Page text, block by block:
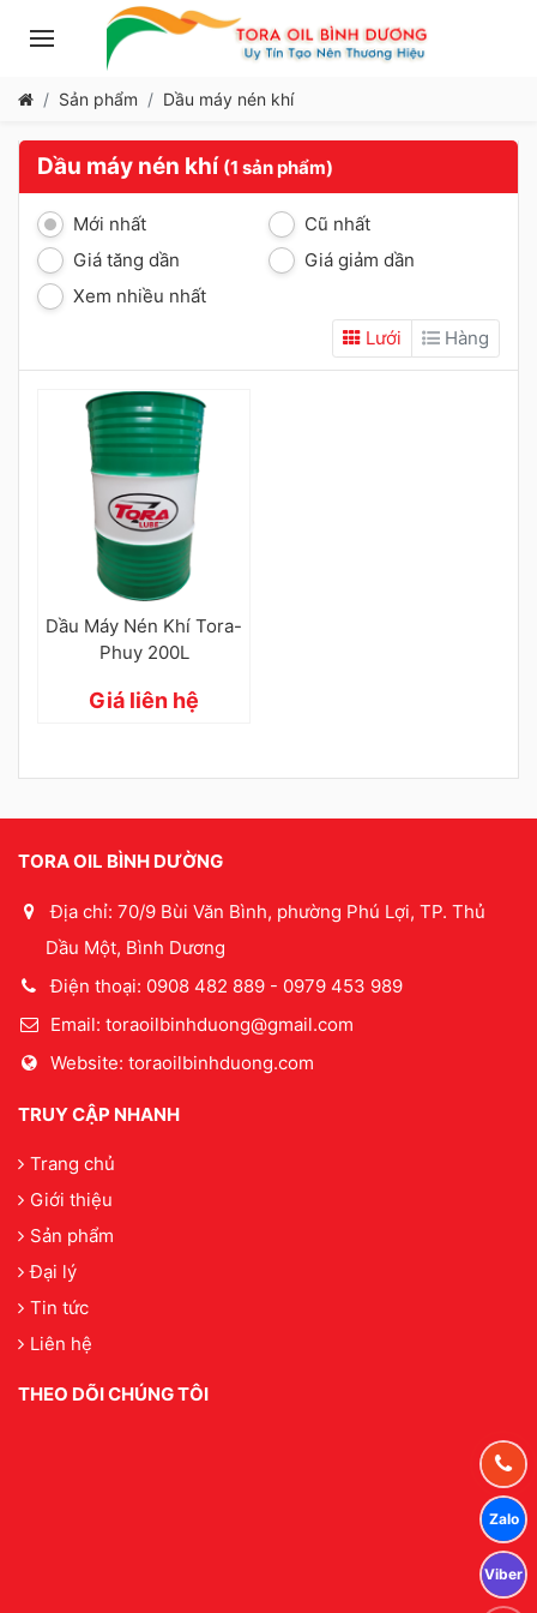
Sản phẩm Dầu máy nén khí
Dầu máy nén khí (1 sản phẩm)
Mới nhất
Cũ nhất
Giá tăng dần
Giá giảm dần
Xem nhiều nhất
Lưới
Hàng
Dầu Máy Nén Khí Tora-
Phuy 200L
Giá liên hệ
TORA OIL BÌNH DƯỜNG
Địa chỉ: 70/9 Bùi Văn Bình, phường Phú Lợi, TP. Thủ
Dầu Một, Bình Dương
Điện thoại: 0908 482 889 - 0979 453 989
Email: toraoilbinhduong@gmail.com
Website: toraoilbinhduong.com
TRUY CẬP NHANH
Trang chủ
Giới thiệu
Sản phẩm
Đại lý
Tin tức
Liên hệ
THEO DÕI CHÚNG TÔI